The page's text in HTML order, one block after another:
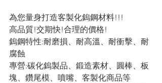
為您量身打造客製化鎢鋼材料!!!
高品質!交期快!合理的價格!
鎢鋼特性:耐磨損、耐高溫、耐衝擊、耐
腐蝕
專營:碳化鎢製品、鍛造素材、圓棒、板
塊、鑽尾模、噴嘴、客製化商品等